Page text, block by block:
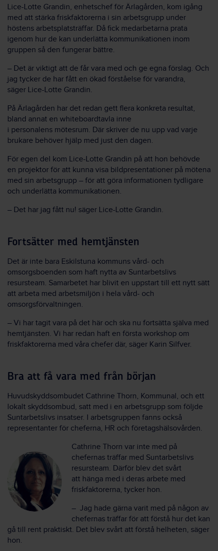
Lice-Lotte Grandin, enhetschef för Ärlagården, kom igång
med att stärka friskfaktorerna i sin arbetsgrupp under
höstens arbetsplatsträffar. Då fick medarbetarna prata
igenom hur de kan underlätta kommunikationen inom
gruppen så den fungerar bättre.
– Det är viktigt att de får vara med och ge egna förslag. Och
jag tycker de har fått en ökad förståelse för varandra,
säger Lice-Lotte Grandin.
På Ärlagården har det redan gett flera konkreta resultat,
bland annat en whiteboardtavla inne
i personalens mötesrum. Där skriver de nu upp vad varje
brukare behöver hjälp med just den dagen.
För egen del kom Lice-Lotte Grandin på att hon behövde
en projektor för att kunna visa bildpresentationer på mötena
med sin arbetsgrupp – för att göra informationen tydligare
och underlätta kommunikationen.
– Det har jag fått nu! säger Lice-Lotte Grandin.
Fortsätter med hemtjänsten
Det är inte bara Eskilstuna kommuns vård- och
omsorgsboenden som haft nytta av Suntarbetslivs
resursteam. Samarbetet har blivit en uppstart till ett nytt sätt
att arbeta med arbetsmiljön i hela vård- och
omsorgsförvaltningen.
– Vi har tagit vara på det här och ska nu fortsätta själva med
hemtjänsten. Vi har redan haft en första workshop om
friskfaktorerna med våra chefer där, säger Karin Silfver.
Bra att få vara med från början
Huvudskyddsombudet Cathrine Thorn, Kommunal, och ett
lokalt skyddsombud, satt med i en arbetsgrupp som följde
Suntarbetslivs insatser. I arbetsgruppen fanns också
representanter för cheferna, HR och företagshälsovården.
Cathrine Thorn var inte med på
chefernas träffar med Suntarbetslivs
resursteam. Därför blev det svårt
att hänga med i deras arbete med
friskfaktorerna, tycker hon.
– Jag hade gärna varit med på någon av
chefernas träffar för att förstå hur det kan
gå till rent praktiskt. Det blev svårt att förstå helheten, säger
hon.